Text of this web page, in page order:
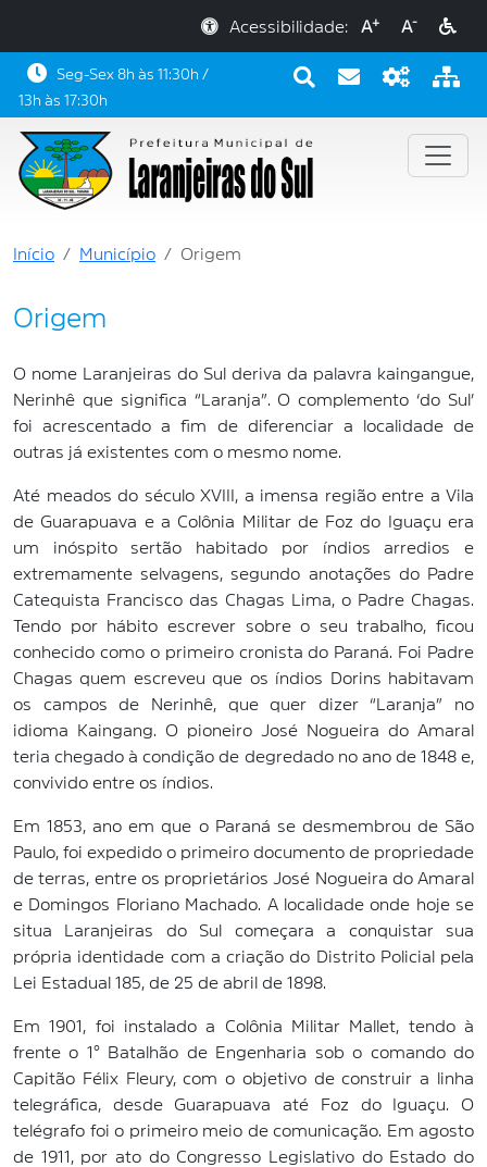
Acessibilidade: A+ A-
Seg-Sex 8h às 11:30h /
13h às 17:30h
Início Município Origem
Origem
O nome Laranjeiras do Sul deriva da palavra kaingangue,
Nerinhê que significa “Laranja”. O complemento ‘do Sul’
foi acrescentado a fim de diferenciar a localidade de
outras já existentes com o mesmo nome.
Até meados do século XVIII, a imensa região entre a Vila
de Guarapuava e a Colônia Militar de Foz do Iguaçu era
um inóspito sertão habitado por índios arredios e
extremamente selvagens, segundo anotações do Padre
Catequista Francisco das Chagas Lima, o Padre Chagas.
Tendo por hábito escrever sobre o seu trabalho, ficou
conhecido como o primeiro cronista do Paraná. Foi Padre
Chagas quem escreveu que os índios Dorins habitavam
os campos de Nerinhê, que quer dizer “Laranja” no
idioma Kaingang. O pioneiro José Nogueira do Amaral
teria chegado à condição de degredado no ano de 1848 e,
convivido entre os índios.
Em 1853, ano em que o Paraná se desmembrou de São
Paulo, foi expedido o primeiro documento de propriedade
de terras, entre os proprietários José Nogueira do Amaral
e Domingos Floriano Machado. A localidade onde hoje se
situa Laranjeiras do Sul começara a conquistar sua
própria identidade com a criação do Distrito Policial pela
Lei Estadual 185, de 25 de abril de 1898.
Em 1901, foi instalado a Colônia Militar Mallet, tendo à
frente o 1° Batalhão de Engenharia sob o comando do
Capitão Félix Fleury, com o objetivo de construir a linha
telegráfica, desde Guarapuava até Foz do Iguaçu. O
telégrafo foi o primeiro meio de comunicação. Em agosto
de 1911, por ato do Congresso Legislativo do Estado do